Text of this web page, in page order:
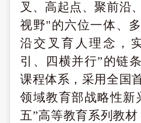
叉、高起点、聚前沿
视野"的六位一体、
沿交叉育人理念，
引、四横并行”的链
课程体系，采用全国
领域教育部战略性新
五”高等教育系列教